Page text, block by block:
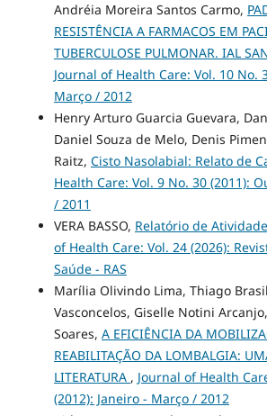
Andréia Moreira Santos Carmo,
RESISTÊNCIA A FARMACOS EM
TUBERCULOSE PULMONAR. IAL
Journal of Health Care: Vol. 10 No.
Março / 2012
Henry Arturo Guarcia Guevara,
Daniel Souza de Melo, Denis
Raitz, Cisto Nasolabial: Relato de
Health Care: Vol. 9 No. 30 (2011):
/ 2011
VERA BASSO, Relatório de
of Health Care: Vol. 24 (2026):
Saúde - RAS
Marília Olivindo Lima, Thiago
Vasconcelos, Giselle Notini
Soares, A EFICIÊNCIA DA
REABILITAÇÃO DA LOMBALGIA:
LITERATURA , Journal of Health
(2012): Janeiro - Março / 2012